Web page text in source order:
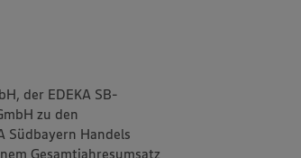
der EDEKA SB-
zu den
Südbayern Handels
Gesamtjahresumsatz